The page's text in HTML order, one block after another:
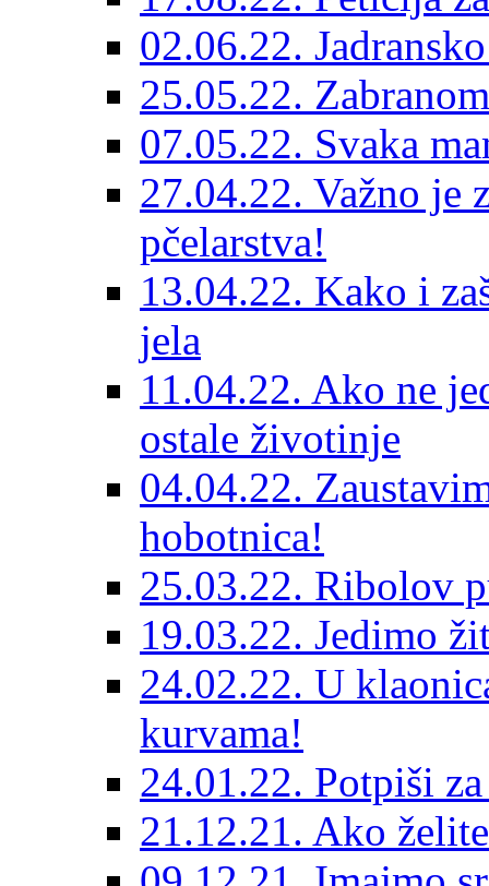
02.06.22.
25.05.22.
07.05.22. Svaka
27.04.22. Važno je
pčelarstva!
13.04.22. Kako i
jela
11.04.22. Ako ne
ostale životinje
04.04.22.
hobotnica!
25.03.22. Ribolov
19.03.22. Jedimo
24.02.22. U
kurvama!
24.01.22. Potpiši
21.12.21. Ako